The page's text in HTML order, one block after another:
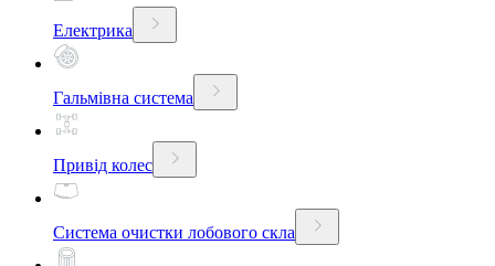
Електрика
Гальмівна система
Привід колес
Система очистки лобового скла